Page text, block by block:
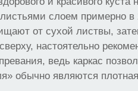
слоем примерно в
от сухой листвы,
настоятельно
ведь каркас
обычно являются